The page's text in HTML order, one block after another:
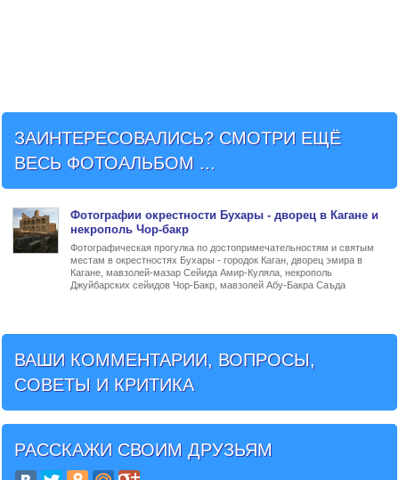
ЗАИНТЕРЕСОВАЛИСЬ? СМОТРИ ЕЩЁ
ВЕСЬ ФОТОАЛЬБОМ ...
Фотографии окрестности Бухары - дворец в Кагане и
некрополь Чор-бакр
Фотографическая прогулка по достопримечательностям и святым
местам в окрестностях Бухары - городок Каган, дворец эмира в
Кагане, мавзолей-мазар Сейида Амир-Куляла, некрополь
Джуйбарских сейидов Чор-Бакр, мавзолей Абу-Бакра Саъда
ВАШИ КОММЕНТАРИИ, ВОПРОСЫ,
СОВЕТЫ И КРИТИКА
РАССКАЖИ СВОИМ ДРУЗЬЯМ